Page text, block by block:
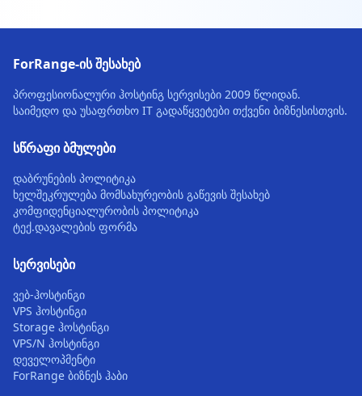
ForRange-ის შესახებ
პროფესიონალური ჰოსტინგ სერვისები 2009 წლიდან.
საიმედო და უსაფრთხო IT გადაწყვეტები თქვენი ბიზნესისთვის.
სწრაფი ბმულები
დაბრუნების პოლიტიკა
ხელშეკრულება მომსახურეობის გაწევის შესახებ
კომფიდენციალურობის პოლიტიკა
ტექ.დავალების ფორმა
სერვისები
ვებ-ჰოსტინგი
VPS ჰოსტინგი
Storage ჰოსტინგი
VPS/N ჰოსტინგი
დეველოპმენტი
ForRange ბიზნეს ჰაბი